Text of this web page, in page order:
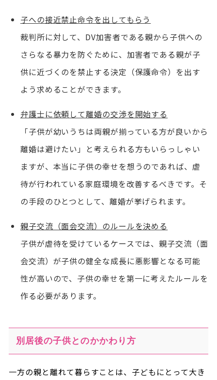
子への接近禁止命令を出してもらう
裁判所に対して、DV加害者である親から子供への
さらなる暴力を防ぐために、加害者である親が子
供に近づくのを禁止する決定（保護命令）を出す
よう求めることができます。
弁護士に依頼して離婚の交渉を開始する
「子供が幼いうちは両親が揃っている方が良いから
離婚は避けたい」と考えられる方もいらっしゃい
ますが、本当に子供の幸せを想うのであれば、虐
待が行われている家庭環境を改善するべきです。そ
の手段のひとつとして、離婚が挙げられます。
親子交流（面会交流）のルールを決める
子供が虐待を受けているケースでは、親子交流（面
会交流）が子供の健全な成長に悪影響となる可能
性が高いので、子供の幸せを第一に考えたルールを
作る必要があります。
別居後の子供とのかかわり方
一方の親と離れて暮らすことは、子どもにとって大き